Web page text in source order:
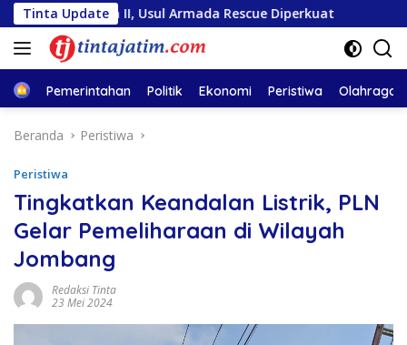
Langsung
ke
konten
Tinta Update
II, Usul Armada Rescue Diperkuat Sambut HUT RI
HomePemerintahan Politik Ekonomi Peristiwa Olahraga
Beranda Peristiwa
Peristiwa
Tingkatkan Keandalan Listrik, PLN
Gelar Pemeliharaan di Wilayah
Jombang
Redaksi Tinta
23 Mei 2024